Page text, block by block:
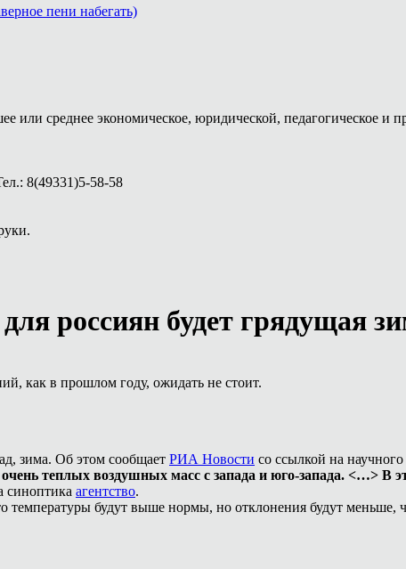
пени набегать)
или среднее экономическое, юридической, педагогическое и
8(49331)5-58-58
россиян будет грядущая
как в прошлом году, ожидать не стоит.
зима. Об этом сообщает РИА Новости со ссылкой на
теплых воздушных масс с запада и юго-запада. <…> В
синоптика агентство.
температуры будут выше нормы, но отклонения будут меньше,